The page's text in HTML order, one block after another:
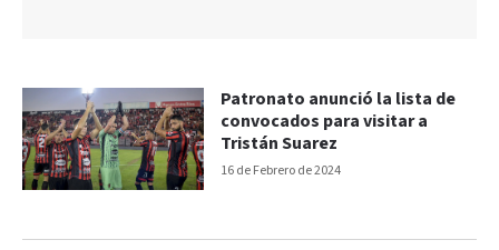
16 de Febrero de 2024
Patronato anunció la lista de
convocados para visitar a
Tristán Suarez